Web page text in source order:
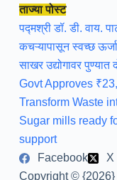
ताज्या पोस्ट
पद्मश्री डॉ. डी. वाय.
कचऱ्यापासून स्वच्छ
साखर उद्योगावर पुण्यात
Govt Approves
Transform Waste
Sugar mills ready
support
Facebook
X
Copyright © {2026}